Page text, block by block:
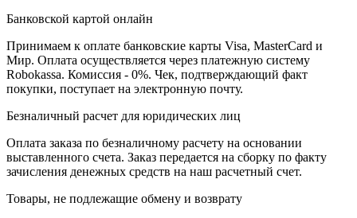
Банковской картой онлайн
Принимаем к оплате банковские карты Visa, MasterCard и
Мир. Оплата осуществляется через платежную систему
Robokassa. Комиссия - 0%. Чек, подтверждающий факт
покупки, поступает на электронную почту.
Безналичный расчет для юридических лиц
Оплата заказа по безналичному расчету на основании
выставленного счета. Заказ передается на сборку по факту
зачисления денежных средств на наш расчетный счет.
Товары, не подлежащие обмену и возврату